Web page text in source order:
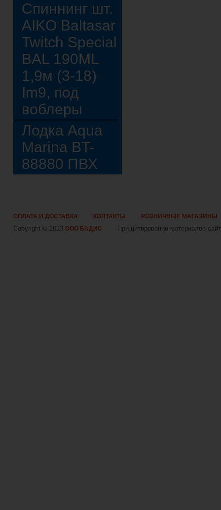
Спиннинг шт.
AIKO Baltasar
Twitch Special
BAL 190ML
1,9м (3-18)
Im9, под
воблеры
Лодка Aqua
Marina BT-
88880 ПВХ
ОПЛАТА И ДОСТАВКА КОНТАКТЫ РОЗНИЧНЫЕ МАГАЗИНЫ
Copyright © 2013 ООО БАДИС При цитировании материалов